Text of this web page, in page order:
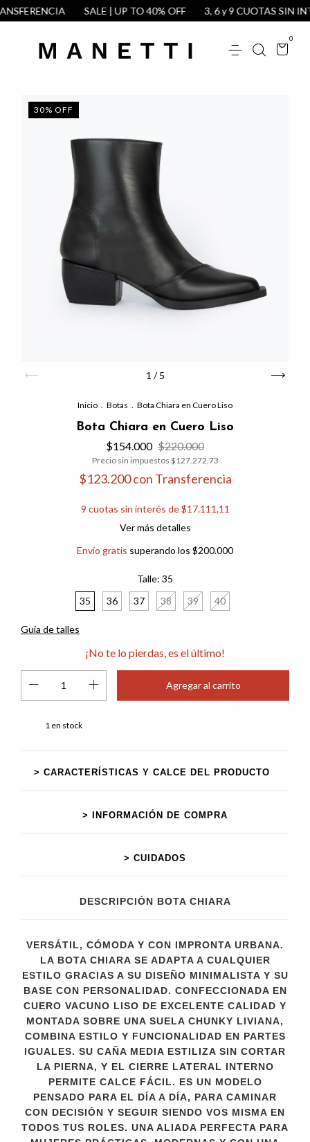
SALE | UP TO 40% OFF 3, 6 y 9 CUOTAS SIN
0
30% OFF
1 /5
Inicio Botas Bota Chiara en Cuero Liso
Bota Chiara en Cuero Liso
$154.000 $220.000
Precio sin impuestos $127.272,73
$123.200con Transferencia
9 cuotas sin interés de$17.111,11
Ver más detalles
Envío gratis superando los $200.000
Talle: 35
35
36 37 38 39 40
Guía de talles
¡No te lo pierdas, es el último!
1 en stock
> CARACTERÍSTICAS Y CALCE DEL PRODUCTO
> INFORMACIÓN DE COMPRA
> CUIDADOS
DESCRIPCIÓN BOTA CHIARA
VERSÁTIL, CÓMODA Y CON IMPRONTA URBANA.
LA BOTA CHIARA SE ADAPTA A CUALQUIER
ESTILO GRACIAS A SU DISEÑO MINIMALISTA Y SU
BASE CON PERSONALIDAD. CONFECCIONADA EN
CUERO VACUNO LISO DE EXCELENTE CALIDAD Y
MONTADA SOBRE UNA SUELA CHUNKY LIVIANA,
COMBINA ESTILO Y FUNCIONALIDAD EN PARTES
IGUALES. SU CAÑA MEDIA ESTILIZA SIN CORTAR
LA PIERNA, Y EL CIERRE LATERAL INTERNO
PERMITE CALCE FÁCIL. ES UN MODELO
PENSADO PARA EL DÍA A DÍA, PARA CAMINAR
CON DECISIÓN Y SEGUIR SIENDO VOS MISMA EN
TODOS TUS ROLES. UNA ALIADA PERFECTA PARA